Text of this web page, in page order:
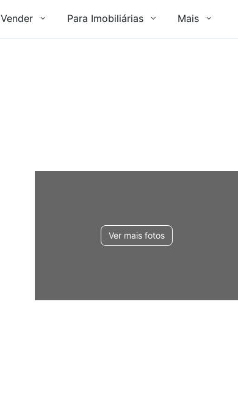
Vender Para Imobiliárias Mais
Ver mais fotos